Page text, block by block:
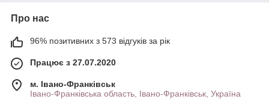
Про нас
96% позитивних з 573 відгуків за рік
Працює з 27.07.2020
м. Івано-Франківськ
Івано-Франківська область, Івано-Франківськ, Україна